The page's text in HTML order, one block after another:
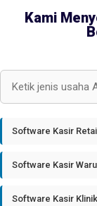
Kami
Software Kasir Retail
Software Kasir
Software Kasir Klinik